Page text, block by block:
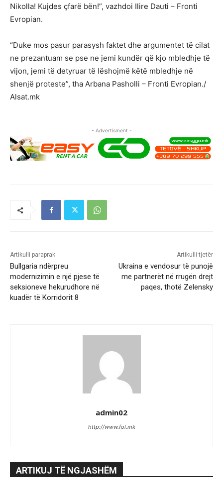
Nikolla! Kujdes çfarë bën!”, vazhdoi Ilire Dauti – Fronti
Evropian.
“Duke mos pasur parasysh faktet dhe argumentet të cilat
ne prezantuam se pse ne jemi kundër që kjo mbledhje të
vijon, jemi të detyruar të lëshojmë këtë mbledhje në
shenjë proteste”, tha Arbana Pasholli – Fronti Evropian./
Alsat.mk
- Advertisment -
Artikulli paraprak
Bullgaria ndërpreu
modernizimin e një pjese të
seksioneve hekurudhore në
kuadër të Korridorit 8
Artikulli tjetër
Ukraina e vendosur të punojë
me partnerët në rrugën drejt
paqes, thotë Zelensky
admin02
http://www.fol.mk
ARTIKUJ TË NGJASHËM